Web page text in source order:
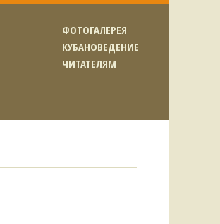
ФОТОГАЛЕРЕЯ
КУБАНОВЕДЕНИЕ
ЧИТАТЕЛЯМ